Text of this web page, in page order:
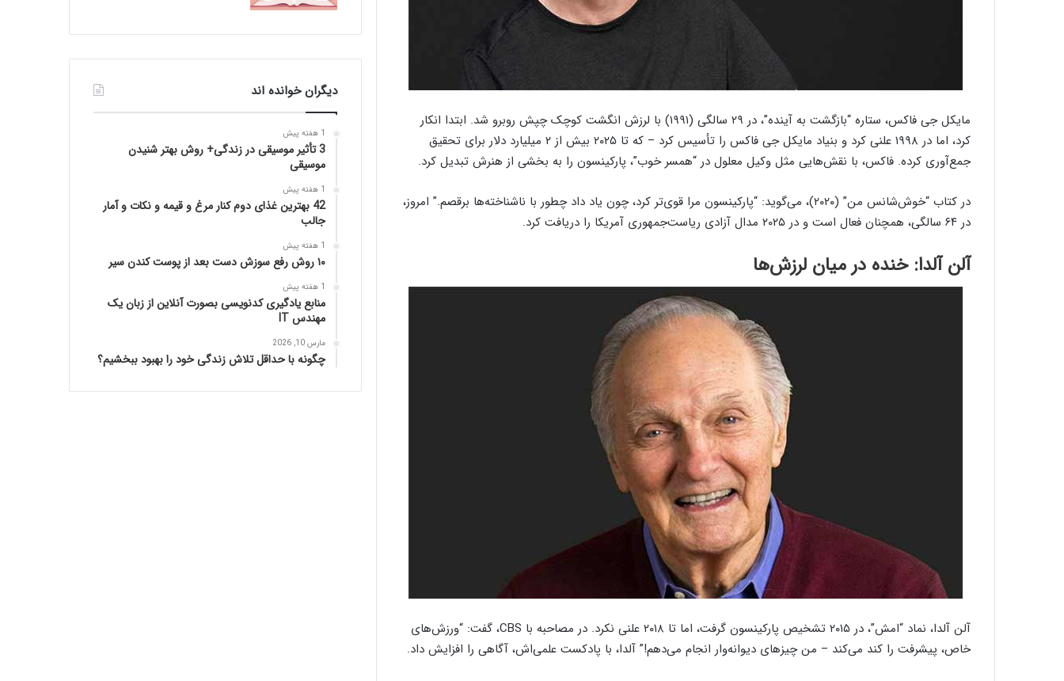
مایکل جی فاکس، ستاره “بازگشت به آینده”، در ۲۹ سالگی (۱۹۹۱) با لرزش انگشت کوچک چپش روبرو شد. ابتدا انکار
کرد، اما در ۱۹۹۸ علنی کرد و بنیاد مایکل جی فاکس را تأسیس کرد – که تا ۲۰۲۵ بیش از ۲ میلیارد دلار برای تحقیق
جمع‌آوری کرده. فاکس، با نقش‌هایی مثل وکیل معلول در “همسر خوب”، پارکینسون را به بخشی از هنرش تبدیل کرد.
در کتاب “خوش‌شانس من” (۲۰۲۰)، می‌گوید: “پارکینسون مرا قوی‌تر کرد، چون یاد داد چطور با ناشناخته‌ها برقصم.” امروز،
در ۶۴ سالگی، همچنان فعال است و در ۲۰۲۵ مدال آزادی ریاست‌جمهوری آمریکا را دریافت کرد.
آلن آلدا: خنده در میان لرزش‌ها
آلن آلدا، نماد “امش”، در ۲۰۱۵ تشخیص پارکینسون گرفت، اما تا ۲۰۱۸ علنی نکرد. در مصاحبه با CBS، گفت: “ورزش‌های
خاص، پیشرفت را کند می‌کند – من چیزهای دیوانه‌وار انجام می‌دهم!” آلدا، با پادکست علمی‌اش، آگاهی را افزایش داد.
دیگران خوانده اند
1 هفته پیش
3 تأثیر موسیقی در زندگی+ روش بهتر شنیدن
موسیقی
1 هفته پیش
42 بهترین غذای دوم کنار مرغ و قیمه و نکات و آمار
جالب
1 هفته پیش
۱۰ روش رفع سوزش دست بعد از پوست کندن سیر
1 هفته پیش
منابع یادگیری کدنویسی بصورت آنلاین از زبان یک
مهندس IT
مارس 10, 2026
چگونه با حداقل تلاش زندگی خود را بهبود ببخشیم؟